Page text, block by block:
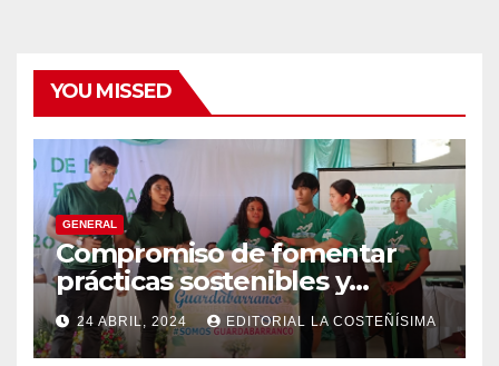
YOU MISSED
GENERAL
Compromiso de fomentar
prácticas sostenibles y
conciencia ecológica en las
instituciones educativas
24 ABRIL, 2024 EDITORIAL LA COSTEÑÍSIMA